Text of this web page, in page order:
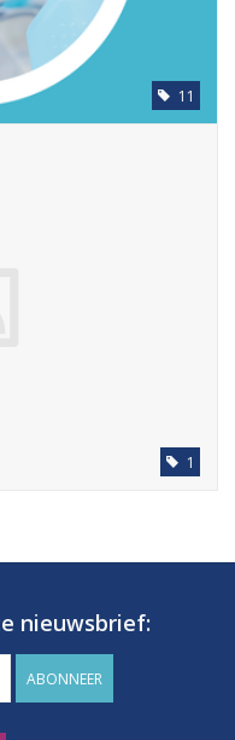
11
1
nieuwsbrief:
ABONNEER